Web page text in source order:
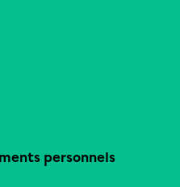
personnels